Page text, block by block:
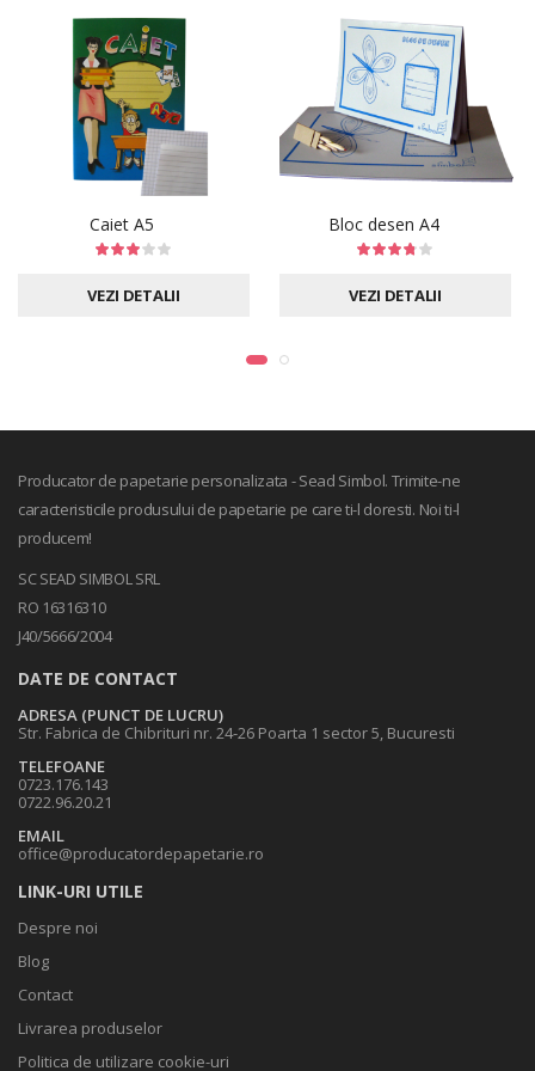
Caiet A5
VEZI DETALII
Bloc desen A4
VEZI DETALII
Producator de papetarie personalizata - Sead Simbol. Trimite-ne
caracteristicile produsului de papetarie pe care ti-l doresti. Noi ti-l
producem!
SC SEAD SIMBOL SRL
RO 16316310
J40/5666/2004
DATE DE CONTACT
ADRESA (PUNCT DE LUCRU)
Str. Fabrica de Chibrituri nr. 24-26 Poarta 1 sector 5, Bucuresti
TELEFOANE
0723.176.143
0722.96.20.21
EMAIL
office@producatordepapetarie.ro
LINK-URI UTILE
Despre noi
Blog
Contact
Livrarea produselor
Politica de utilizare cookie-uri